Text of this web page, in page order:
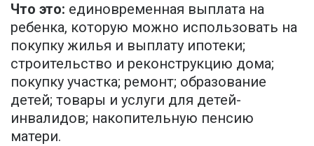
Что это: единовременная выплата на
ребенка, которую можно использовать на
покупку жилья и выплату ипотеки;
строительство и реконструкцию дома;
покупку участка; ремонт; образование
детей; товары и услуги для детей-
инвалидов; накопительную пенсию
матери.